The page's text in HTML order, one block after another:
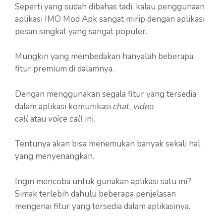
Seperti yang sudah dibahas tadi, kalau penggunaan
aplikasi IMO Mod Apk sangat mirip dengan aplikasi
pesan singkat yang sangat populer.
Mungkin yang membedakan hanyalah beberapa
fitur premium di dalamnya.
Dengan menggunakan segala fitur yang tersedia
dalam aplikasi komunikasi chat, video
callatau voice call ini.
Tentunya akan bisa menemukan banyak sekali hal
yang menyenangkan.
Ingin mencoba untuk gunakan aplikasi satu ini?
Simak terlebih dahulu beberapa penjelasan
mengenai fitur yang tersedia dalam aplikasinya.